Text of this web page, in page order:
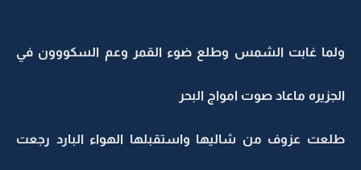
ولما غابت الشمس وطلع ضوء القمر وعم السكووون في
الجزيره ماعاد صوت امواج البحر
طلعت عزوف من شاليها واستقبلها الهواء البارد رجعت